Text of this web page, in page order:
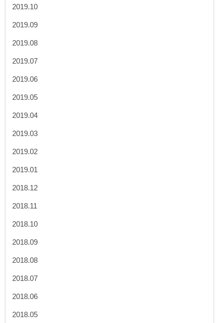
2019.10
2019.09
2019.08
2019.07
2019.06
2019.05
2019.04
2019.03
2019.02
2019.01
2018.12
2018.11
2018.10
2018.09
2018.08
2018.07
2018.06
2018.05